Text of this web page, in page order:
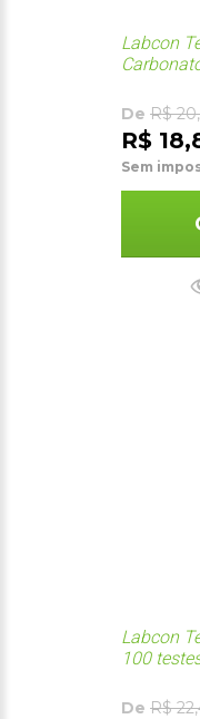
Labcon
De R$
R$
Sem
Labcon
100
De R$